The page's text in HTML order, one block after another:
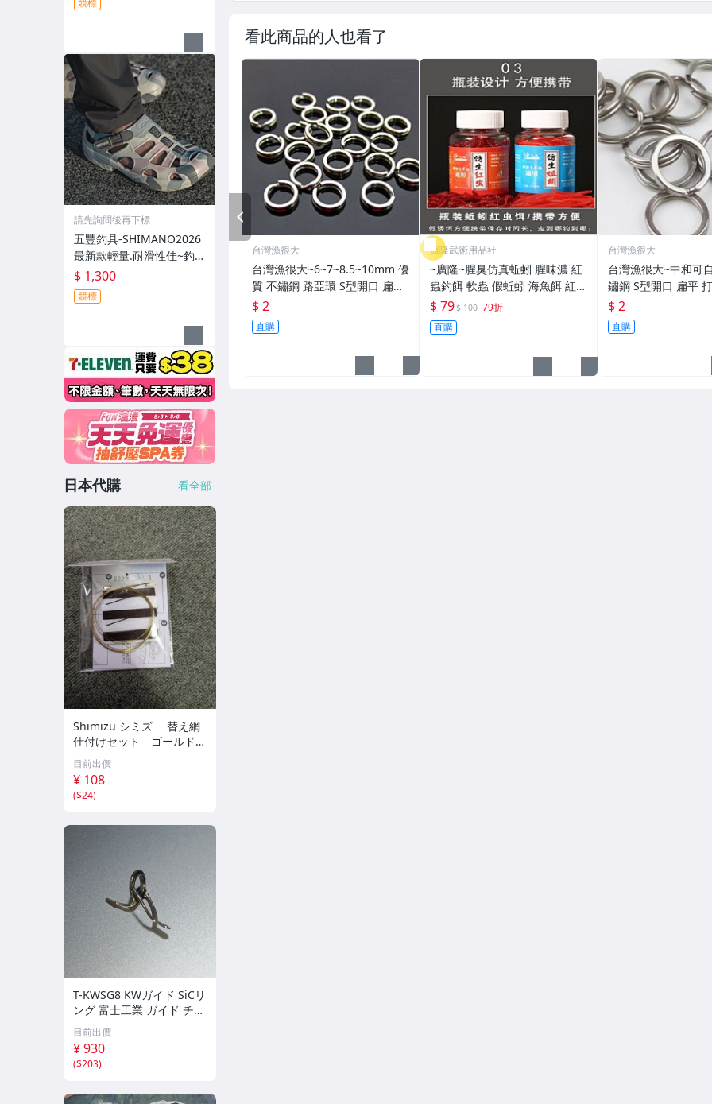
看此商品的人也看了
台灣漁很大
台灣漁很大~6~7~8.5~10mm 優
質 不鏽鋼 路亞環 S型開口 扁平
$ 2
直購
廣隆武術用品社
~廣隆~腥臭仿真蚯蚓 腥味濃 紅
蟲釣餌 軟蟲 假蚯蚓 海魚餌 紅蟲
路亞餌 假餌 誘餌 仿生餌 擬餌
路亞軟餌
$ 79$ 100 79折
直購
台灣漁很大
台灣漁很大~中和可
鏽鋼 S型開口 扁平 打
亞 路亞 雙環 路亞環 雙圈 強力
路亞環
$ 2
直購
PREV
競標
請先詢問後再下標
五豐釣具-SHIMANO2026
最新款輕量.耐滑性佳~釣魚
專用布希涼鞋 FS-091I特價
1300元
$ 1,300
競標
日本代購 看全部
Shimizu シミズ 替え網
仕付けセット ゴールド×
ブラック
目前出價
¥ 108
($24)
T-KWSG8 KWガイド SiCリ
ング 富士工業 ガイド チタ
ンフレーム
目前出價
¥ 930
($203)